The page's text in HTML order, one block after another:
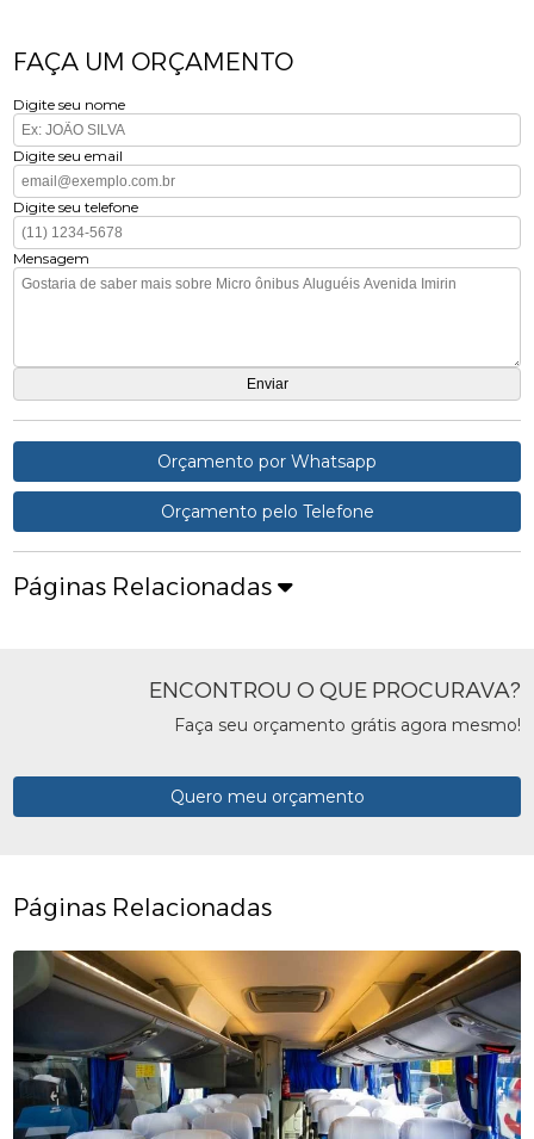
FAÇA UM ORÇAMENTO
Digite seu nome
Digite seu email
Digite seu telefone
Mensagem
Orçamento por Whatsapp
Orçamento pelo Telefone
Páginas Relacionadas
ENCONTROU O QUE PROCURAVA?
Faça seu orçamento grátis agora mesmo!
Quero meu orçamento
Páginas Relacionadas